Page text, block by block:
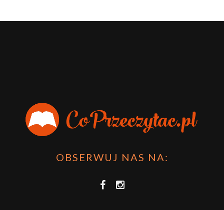
OBSERWUJ NAS NA: